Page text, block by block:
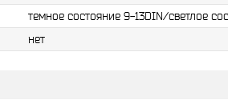
темное состояние 9-13DIN/светлое
нет